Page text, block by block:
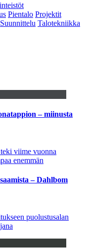
Pientalo Projektit
Suunnittelu Talotekniikka
– miinusta
viime vuonna
enemmän
– Dahlbom
puolustusalan